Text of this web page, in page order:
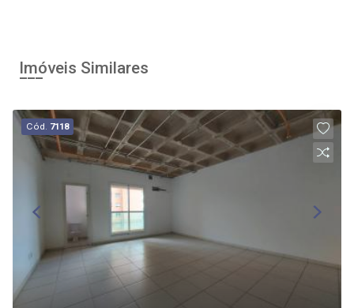
Imóveis Similares
Cód. 7118